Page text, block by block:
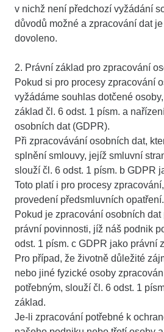
v nichž není předchozí vyžádání
důvodů možné a zpracování dat
dovoleno.
2. Právní základ pro zpracování
Pokud si pro procesy zpracování
vyžádáme souhlas dotčené
základ čl. 6 odst. 1 písm. a
osobních dat (GDPR).
Při zpracovávání osobních dat,
splnění smlouvy, jejíž smluvní
slouží čl. 6 odst. 1 písm. b GDPR
Toto platí i pro procesy
provedení předsmluvních opatření.
Pokud je zpracování osobních
právní povinnosti, jíž náš podnik
odst. 1 písm. c GDPR jako právní
Pro případ, že životně důležité
nebo jiné fyzické osoby
potřebným, slouží čl. 6 odst. 1
základ.
Je-li zpracování potřebné k